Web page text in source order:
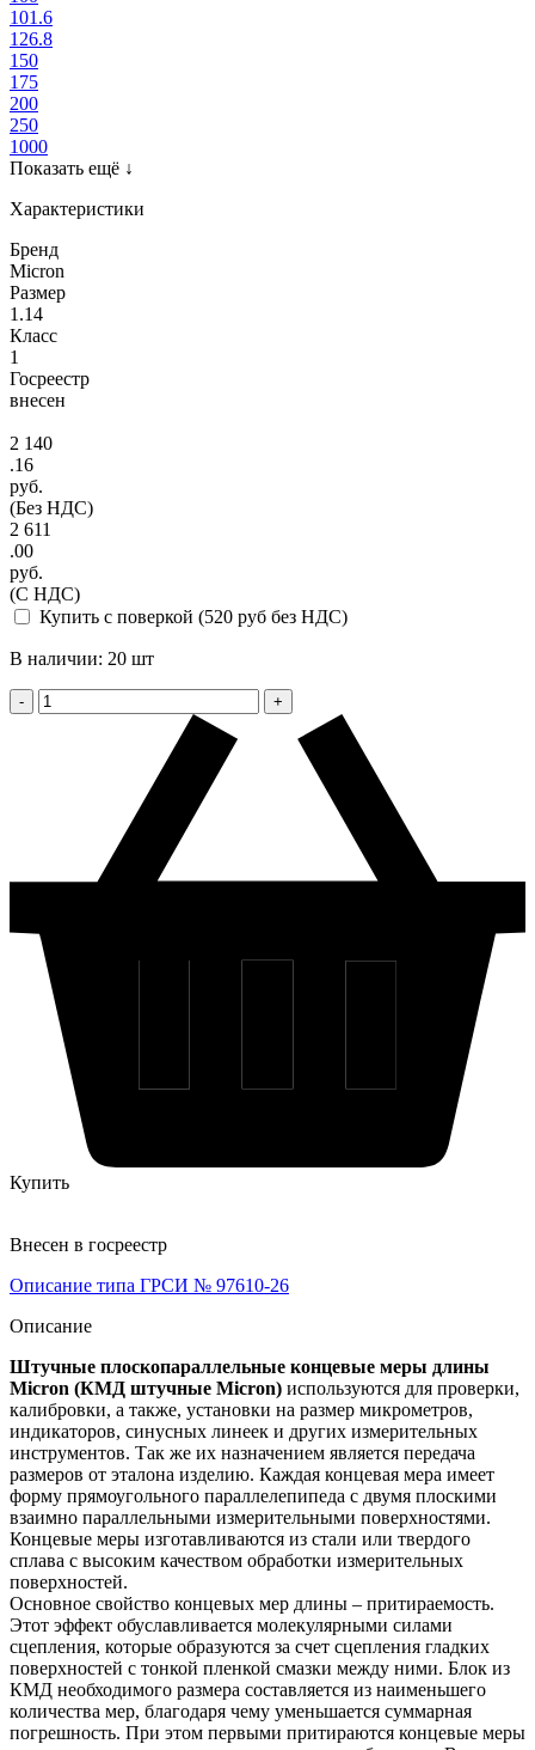
101.6
126.8
150
175
200
250
1000
Показать ещё ↓
Характеристики
Бренд
Micron
Размер
1.14
Класс
1
Госреестр
внесен
2 140
.16
руб.
(Без НДС)
2 611
.00
руб.
(С НДС)
Купить с поверкой (520 руб без НДС)
В наличии: 20 шт
Купить
Внесен в госреестр
Описание типа ГРСИ № 97610-26
Описание
Штучные плоскопараллельные концевые меры длины
Micron (КМД штучные Micron) используются для проверки,
калибровки, а также, установки на размер микрометров,
индикаторов, синусных линеек и других измерительных
инструментов. Так же их назначением является передача
размеров от эталона изделию. Каждая концевая мера имеет
форму прямоугольного параллелепипеда с двумя плоскими
взаимно параллельными измерительными поверхностями.
Концевые меры изготавливаются из стали или твердого
сплава с высоким качеством обработки измерительных
поверхностей.
Основное свойство концевых мер длины – притираемость.
Этот эффект обуславливается молекулярными силами
сцепления, которые образуются за счет сцепления гладких
поверхностей с тонкой пленкой смазки между ними. Блок из
КМД необходимого размера составляется из наименьшего
количества мер, благодаря чему уменьшается суммарная
погрешность. При этом первыми притираются концевые меры